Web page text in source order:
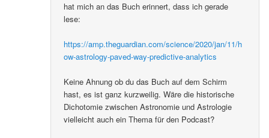
hat mich an das Buch erinnert, dass ich gerade
lese:
https://amp.theguardian.com/science/2020/jan/11/h
ow-astrology-paved-way-predictive-analytics
Keine Ahnung ob du das Buch auf dem Schirm
hast, es ist ganz kurzweilig. Wäre die historische
Dichotomie zwischen Astronomie und Astrologie
vielleicht auch ein Thema für den Podcast?